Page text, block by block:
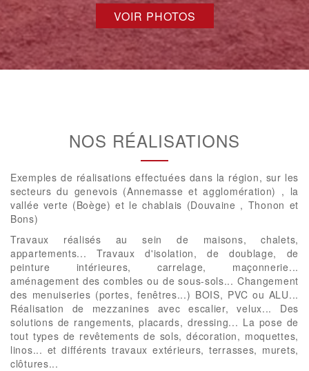
VOIR PHOTOS
NOS RÉALISATIONS
Exemples de réalisations effectuées dans la région, sur les
secteurs du genevois (Annemasse et agglomération) , la
vallée verte (Boège) et le chablais (Douvaine , Thonon et
Bons)
Travaux réalisés au sein de maisons, chalets,
appartements... Travaux d'isolation, de doublage, de
peinture intérieures, carrelage, maçonnerie...
aménagement des combles ou de sous-sols... Changement
des menuiseries (portes, fenêtres...) BOIS, PVC ou ALU...
Réalisation de mezzanines avec escalier, velux... Des
solutions de rangements, placards, dressing... La pose de
tout types de revêtements de sols, décoration, moquettes,
linos... et différents travaux extérieurs, terrasses, murets,
clôtures...